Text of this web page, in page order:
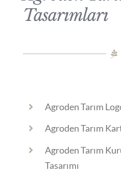
Tasarımları
Agroden Tarım
Agroden Tarım
Agroden Tarım
Tasarımı